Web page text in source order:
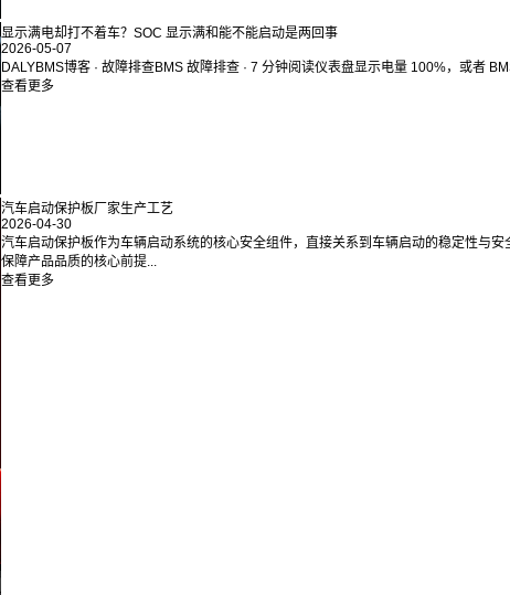
显示满电却打不着车？SOC 显示满和能不能启动是两回事
2026-05-07
DALYBMS博客 · 故障排查BMS 故障排查 · 7 分钟阅读仪表盘显示电量 100%，或者
查看更多
汽车启动保护板厂家生产工艺
2026-04-30
汽车启动保护板作为车辆启动系统的核心安全组件，直接关系到车辆启动的稳定性与
保障产品品质的核心前提...
查看更多